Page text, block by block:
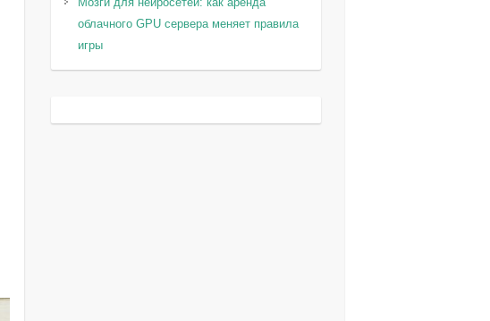
облачного GPU сервера меняет правила
игры